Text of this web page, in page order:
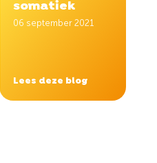
somatiek
06 september 2021
Lees deze blog